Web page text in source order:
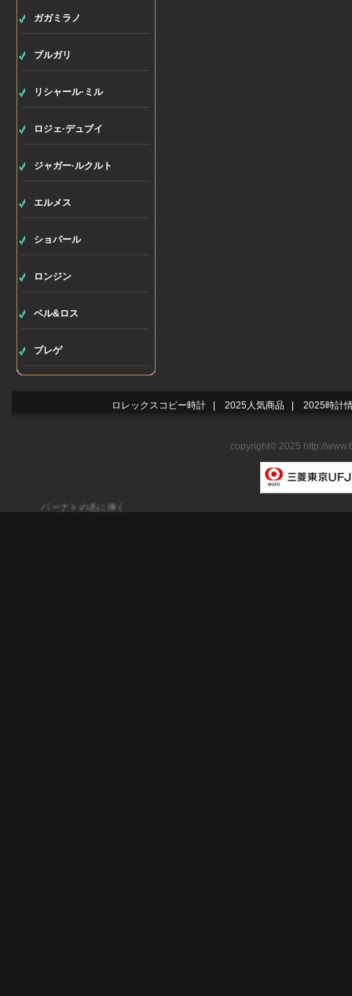
ガガミラノ
ブルガリ
リシャール·ミル
ロジェ·デュブイ
ジャガー·ルクルト
エルメス
ショパール
ロンジン
ベル&ロス
ブレゲ
ロレックスコピー時計 2025人気商品 2025時計
copyright© 2025 http://
バーナトの名に捧ぐ勝利の軌跡ブライトリング ベントレー バーナト レ